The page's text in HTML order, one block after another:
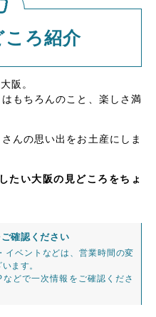
ころ紹介
阪。
もちろんのこと、楽しさ満
んの思い出をお土産にしま
たい大阪の見どころをちょ
確認ください
イベントなどは、営業時間の変
ます。
どで一次情報をご確認くださ